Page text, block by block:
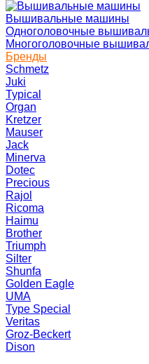
Вышивальные машины
Одноголовочные
Многоголовочные
Бренды
Schmetz
Juki
Typical
Organ
Kretzer
Mauser
Jack
Minerva
Dotec
Precious
Rajol
Ricoma
Haimu
Brother
Triumph
Silter
Shunfa
Golden Eagle
UMA
Type Special
Veritas
Groz-Beckert
Dison